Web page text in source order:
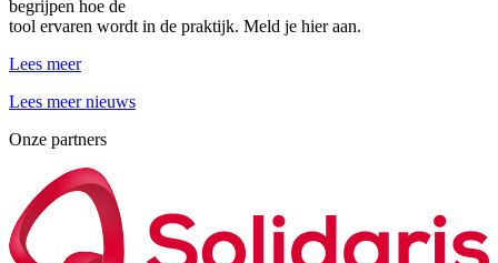
begrijpen hoe de
tool ervaren wordt in de praktijk. Meld je hier aan.
Lees meer
Lees meer nieuws
Onze partners